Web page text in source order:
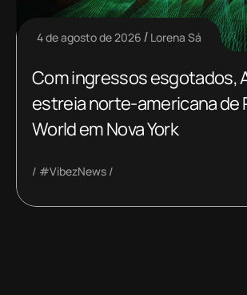
4 de agosto de 2026 Lorena Sá
Com ingressos esgotados,
estreia norte-americana de
World em Nova York
#VibezNews